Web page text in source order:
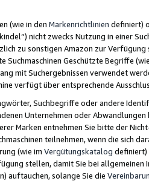
(wie in den Markenrichtlinien definiert)
nicht zwecks Nutzung in einer
zu sonstigen Amazon zur
Suchmaschinen Geschützte Begriffe
mit Suchergebnissen verwendet
verfügt über entsprechende
Suchbegriffe oder andere
Unternehmen oder
Marken entnehmen Sie bitte der
teilnehmen, wenn die sich
(wie im Vergütungskatalog definiert)
stellen, damit Sie bei
auftauchen, solange Sie die